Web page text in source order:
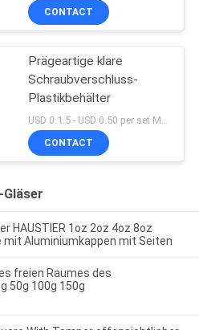
CONTACT
Prägeartige klare
Schraubverschluss-
Plastikbehälter
CONTACT
HAUSTIER 1oz 2oz 4oz 8oz
Aluminiumkappen mit Seiten
freien Raumes des
50g 100g 150g